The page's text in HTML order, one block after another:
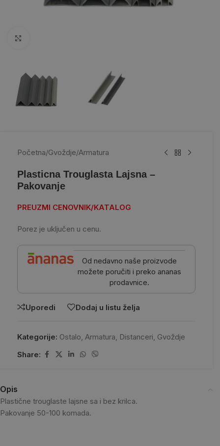
Početna/Gvoždje/Armatura
Plasticna Trouglasta Lajsna –
Pakovanje
PREUZMI CENOVNIK/KATALOG
Porez je uključen u cenu.
Od nedavno naše proizvode
možete poručiti i preko ananas
prodavnice.
Uporedi Dodaj u listu želja
Kategorije: Ostalo, Armatura, Distanceri, Gvoždje
Share:
Opis
Plastične trouglaste lajsne sa i bez krilca.
Pakovanje 50-100 komada.